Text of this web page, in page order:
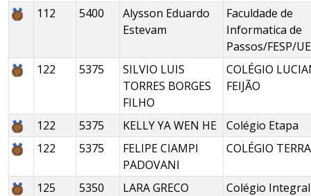
112 5400
Alysson Eduardo
Estevam
Faculdade de
Informatica de
Passos/FESP/
122
5375
SILVIO LUIS
TORRES BORGES
FILHO
COLÉGIO
FEIJÃO
122 5375 KELLY YA WEN HE
Colégio Etapa
122
5375
FELIPE CIAMPI
PADOVANI
COLÉGIO
125 5350
LARA GRECO
Colégio Integral